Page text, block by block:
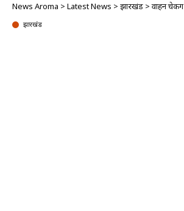
News Aroma > Latest News > झारखंड >वाहन चेकिंग
झारखंड